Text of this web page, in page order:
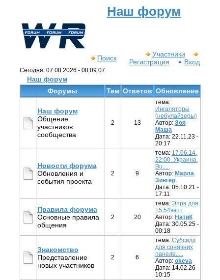
Наш форум
Поиск
Участники
Регистрация
Вход
Сегодня: 07.08.2026 - 08:09:07
Наш форум
Форумы
Тем Ответов Обновление
Наш форум
Общение
участников
сообщества
2 13
тема:
Ингаляторы
(небулайзеры)
Автор: Зоя
Маша
Дата: 22.11.23 -
20:17
Новости форума
Обновления и
события проекта
2 9
тема: 17.06.14.
22:00. Украина.
Bu.....
Автор: Марла
Зингер
Дата: 05.10.21 -
17:11
Правила форума
Основные правила
общения
2 20
тема: Эпра для
Т5 54ватт
Автор: НатиК
Дата: 30.05.25 -
00:18
Знакомство
Представление
новых участников
2 6
тема: Субсидії
для сонячних
панеле.....
Автор: okeva
Дата: 14.02.26 -
10:15